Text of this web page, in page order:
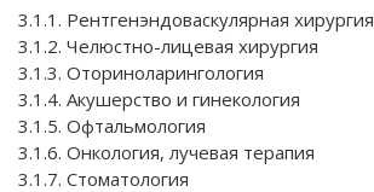
3.1.1. Рентгенэндоваскулярная хирургия
3.1.2. Челюстно-лицевая хирургия
3.1.3. Оториноларингология
3.1.4. Акушерство и гинекология
3.1.5. Офтальмология
3.1.6. Онкология, лучевая терапия
3.1.7. Стоматология